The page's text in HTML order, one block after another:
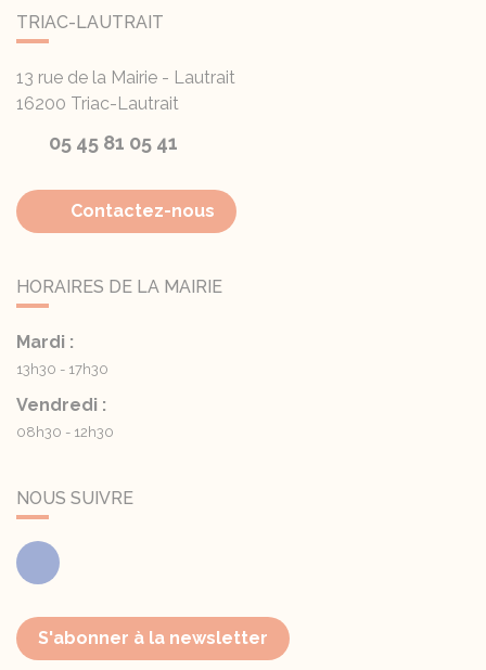
TRIAC-LAUTRAIT
13 rue de la Mairie - Lautrait
16200 Triac-Lautrait
05 45 81 05 41
Contactez-nous
HORAIRES DE LA MAIRIE
Mardi :
13h30 - 17h30
Vendredi :
08h30 - 12h30
NOUS SUIVRE
Facebook
S'abonner à la newsletter